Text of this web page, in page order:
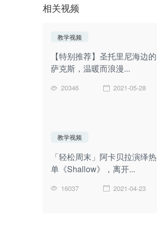
相关视频
教学视频
【特别推荐】圣托里尼海边的
萨克斯，温暖而浪漫...
20346 2021-05-28
教学视频
「轻松周末」阿卡贝拉演绎热
单《Shallow》，离开...
16037 2021-04-23